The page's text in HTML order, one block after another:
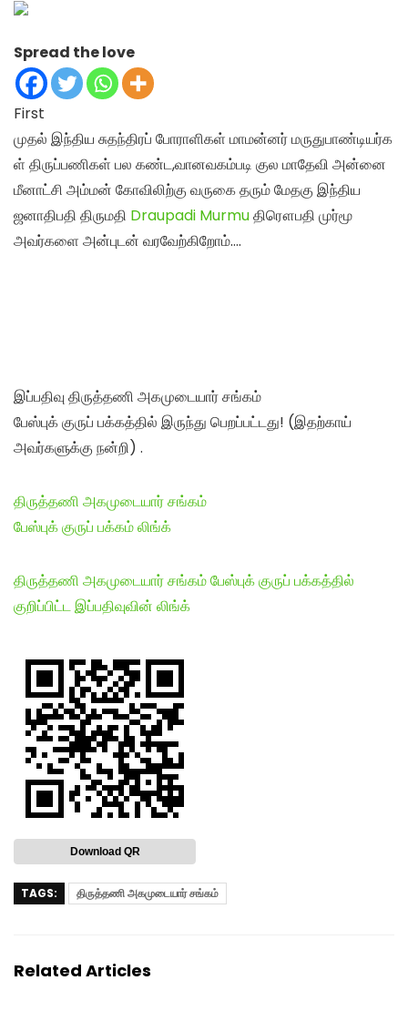
Spread the love
First
முதல் இந்திய சுதந்திரப் போராளிகள் மாமன்னர் மருதுபாண்டியர்க
ள் திருப்பணிகள் பல கண்ட,வானவகம்படி குல மாதேவி அன்னை
மீனாட்சி அம்மன் கோவிலிற்கு வருகை தரும் மேதகு இந்திய
ஜனாதிபதி திருமதி Draupadi Murmuதிரௌபதி முர்மூ
அவர்களை அன்புடன் வரவேற்கிறோம்….
இப்பதிவு திருத்தணி அகமுடையார் சங்கம்
பேஸ்புக் குருப் பக்கத்தில் இருந்து பெறப்பட்டது! (இதற்காய்
அவர்களுக்கு நன்றி) .
திருத்தணி அகமுடையார் சங்கம்
பேஸ்புக் குருப் பக்கம் லிங்க்
திருத்தணி அகமுடையார் சங்கம் பேஸ்புக் குருப் பக்கத்தில்
குறிப்பிட்ட இப்பதிவுவின் லிங்க்
Download QR
TAGS: திருத்தணி அகமுடையார் சங்கம்
Related Articles